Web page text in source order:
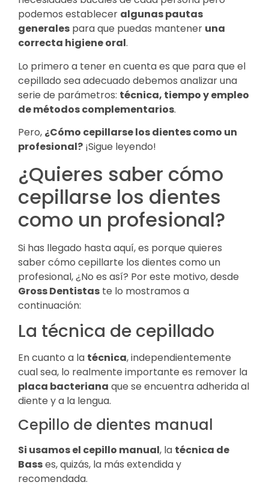
podemos establecer algunas pautas
generales para que puedas mantener una
correcta higiene oral.
Lo primero a tener en cuenta es que para que el
cepillado sea adecuado debemos analizar una
serie de parámetros: técnica, tiempo y empleo
de métodos complementarios.
Pero, ¿Cómo cepillarse los dientes como un
profesional? ¡Sigue leyendo!
¿Quieres saber cómo
cepillarse los dientes
como un profesional?
Si has llegado hasta aquí, es porque quieres
saber cómo cepillarte los dientes como un
profesional, ¿No es así? Por este motivo, desde
Gross Dentistas te lo mostramos a
continuación:
La técnica de cepillado
En cuanto a la técnica, independientemente
cual sea, lo realmente importante es remover la
placa bacteriana que se encuentra adherida al
diente y a la lengua.
Cepillo de dientes manual
Si usamos el cepillo manual, la técnica de
Basses, quizás, la más extendida y
recomendada.